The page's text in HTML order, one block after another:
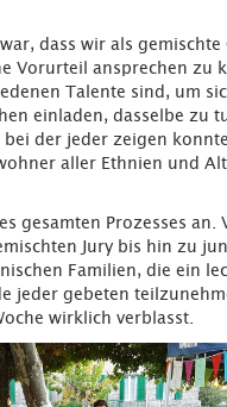
dass wir als
Vorurteil ansprechen zu
Talente sind, um
einladen, dasselbe zu
der jeder zeigen
aller Ethnien und
gesamten Prozesses an.
Jury bis hin zu
Familien, die ein
jeder gebeten
wirklich verblasst.